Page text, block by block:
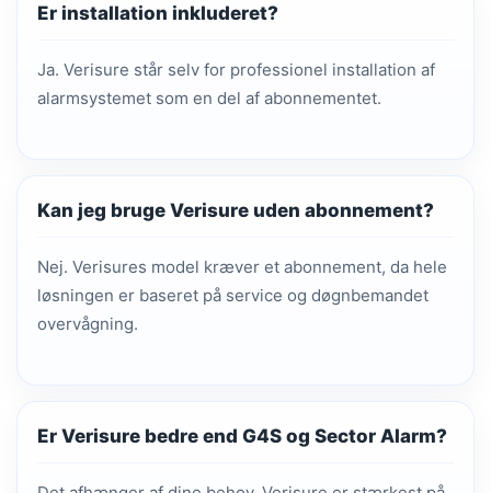
Er installation inkluderet?
Ja. Verisure står selv for professionel installation af
alarmsystemet som en del af abonnementet.
Kan jeg bruge Verisure uden abonnement?
Nej. Verisures model kræver et abonnement, da hele
løsningen er baseret på service og døgnbemandet
overvågning.
Er Verisure bedre end G4S og Sector Alarm?